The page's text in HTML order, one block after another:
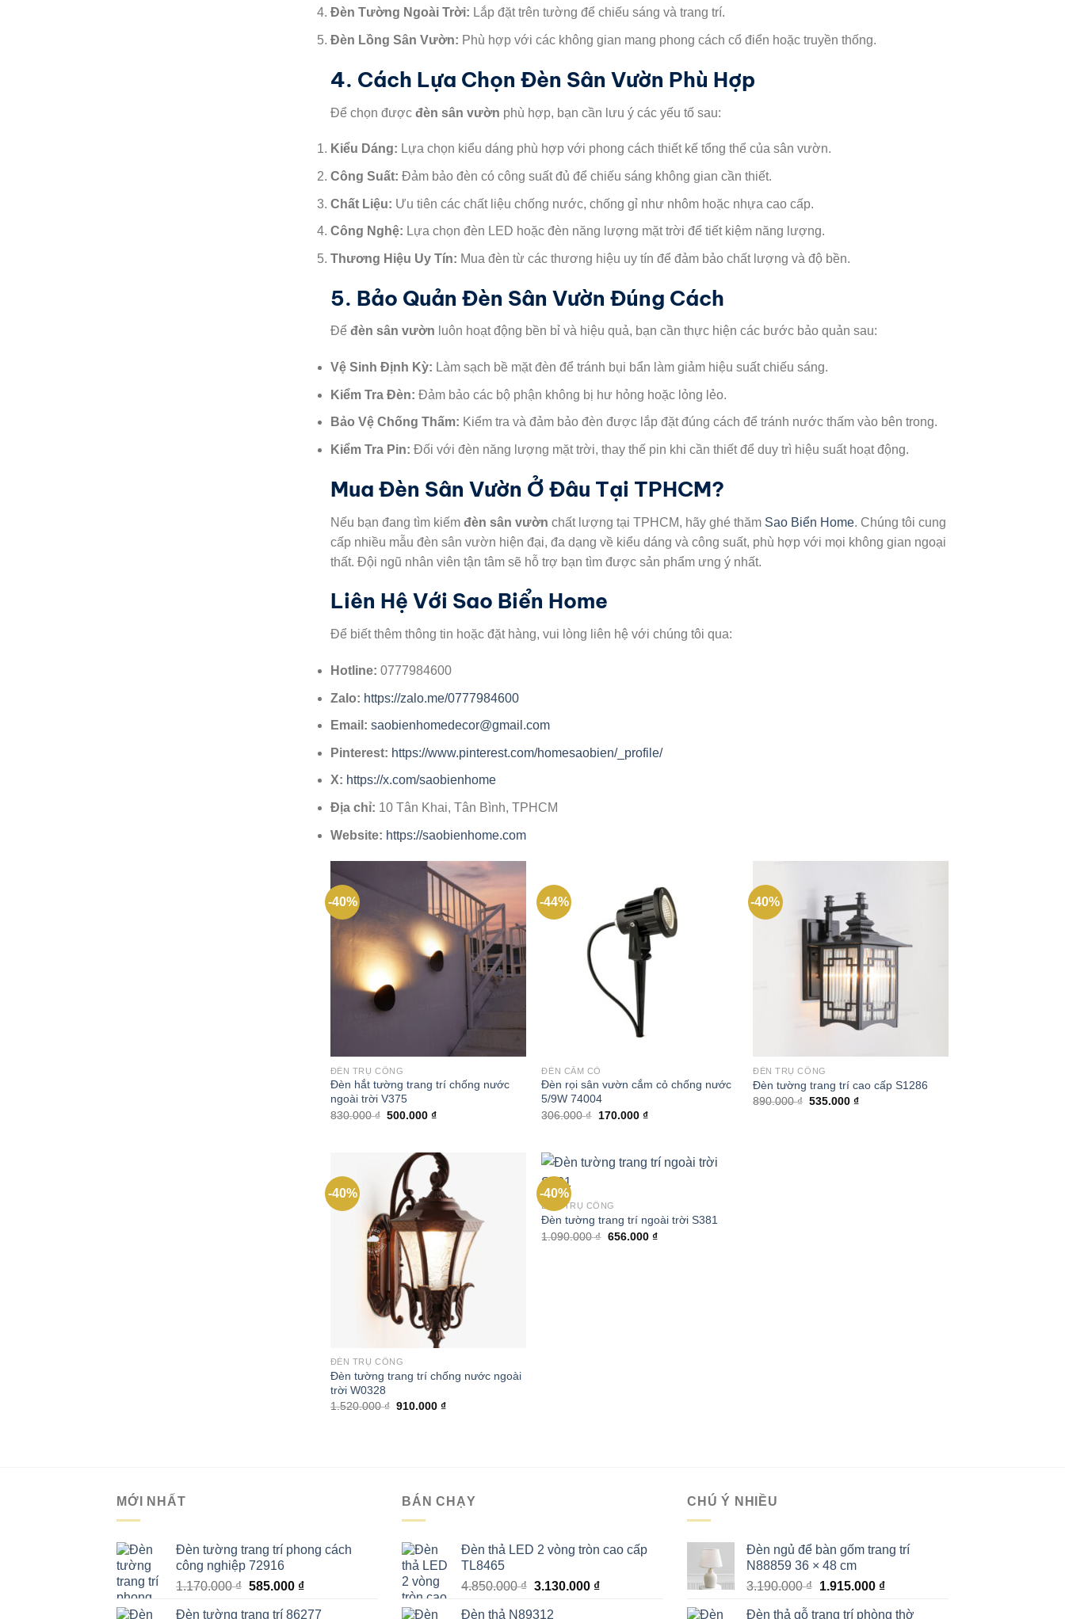
Đèn Tường Ngoài Trời: Lắp đặt trên tường để chiếu sáng và trang trí.
Đèn Lồng Sân Vườn: Phù hợp với các không gian mang phong cách cổ điển hoặc truyền thống.
4. Cách Lựa Chọn Đèn Sân Vườn Phù Hợp
Để chọn được đèn sân vườn phù hợp, bạn cần lưu ý các yếu tố sau:
Kiểu Dáng: Lựa chọn kiểu dáng phù hợp với phong cách thiết kế tổng thể của sân vườn.
Công Suất: Đảm bảo đèn có công suất đủ để chiếu sáng không gian cần thiết.
Chất Liệu: Ưu tiên các chất liệu chống nước, chống gỉ như nhôm hoặc nhựa cao cấp.
Công Nghệ: Lựa chọn đèn LED hoặc đèn năng lượng mặt trời để tiết kiệm năng lượng.
Thương Hiệu Uy Tín: Mua đèn từ các thương hiệu uy tín để đảm bảo chất lượng và độ bền.
5. Bảo Quản Đèn Sân Vườn Đúng Cách
Để đèn sân vườn luôn hoạt động bền bỉ và hiệu quả, bạn cần thực hiện các bước bảo quản sau:
Vệ Sinh Định Kỳ: Làm sạch bề mặt đèn để tránh bụi bẩn làm giảm hiệu suất chiếu sáng.
Kiểm Tra Đèn: Đảm bảo các bộ phận không bị hư hỏng hoặc lỏng lẻo.
Bảo Vệ Chống Thấm: Kiểm tra và đảm bảo đèn được lắp đặt đúng cách để tránh nước thấm vào bên trong.
Kiểm Tra Pin: Đối với đèn năng lượng mặt trời, thay thế pin khi cần thiết để duy trì hiệu suất hoạt động.
Mua Đèn Sân Vườn Ở Đâu Tại TPHCM?
Nếu bạn đang tìm kiếm đèn sân vườn chất lượng tại TPHCM, hãy ghé thăm Sao Biển Home. Chúng tôi cung
cấp nhiều mẫu đèn sân vườn hiện đại, đa dạng về kiểu dáng và công suất, phù hợp với mọi không gian ngoại
thất. Đội ngũ nhân viên tận tâm sẽ hỗ trợ bạn tìm được sản phẩm ưng ý nhất.
Liên Hệ Với Sao Biển Home
Để biết thêm thông tin hoặc đặt hàng, vui lòng liên hệ với chúng tôi qua:
Hotline: 0777984600
Zalo: https://zalo.me/0777984600
Email: saobienhomedecor@gmail.com
Pinterest: https://www.pinterest.com/homesaobien/_profile/
X: https://x.com/saobienhome
Địa chỉ: 10 Tân Khai, Tân Bình, TPHCM
Website: https://saobienhome.com
-40%
Add to
wishlist
ĐÈN TRỤ CỔNG
Đèn hắt tường trang trí chống nước
ngoài trời V375
830.000₫ Giá
500.000₫Giá
500.000 ₫.
-44%
ĐÈN CẮM CỎ
Đèn rọi sân vườn cắm cỏ chống nước
5/9W 74004
306.000₫ Giá
170.000 ₫Giá
170.000 ₫.
-40%
ĐÈN TRỤ CỔNG
Đèn tường trang trí cao cấp S1286
890.000₫ Giá
535.000₫Giá
-40%
ĐÈN TRỤ CỔNG
Đèn tường trang trí chống nước ngoài
trời W0328
1.520.000₫ Giá
910.000₫Giá
-40%
ĐÈN TRỤ CỔNG
Đèn tường trang trí ngoài trời S381
1.090.000₫ Giá
656.000 ₫Giá
MỚI NHẤT
Đèn tường trang trí phong cách
công nghiệp 72916
1.170.000₫ Giá
585.000 ₫Giá
Đèn tường trang trí 86277
BÁN CHẠY
Đèn thả LED 2 vòng tròn cao cấp
TL8465
4.850.000₫ Giá
3.130.000 ₫Giá
Đèn thả N89312
CHÚ Ý NHIỀU
Đèn ngủ để bàn gốm trang trí
N88859 36 × 48 cm
3.190.000₫ Giá
1.915.000 ₫Giá
Đèn thả gỗ trang trí phòng thờ